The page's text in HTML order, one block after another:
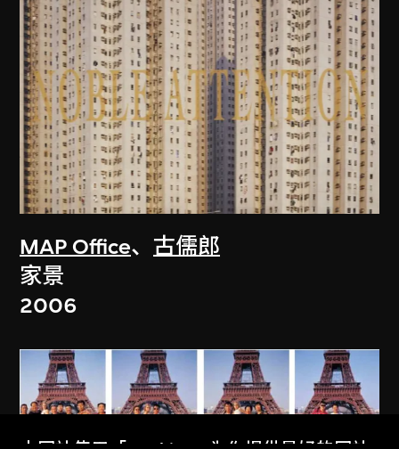
MAP Office、 古儒郎
家景
2006